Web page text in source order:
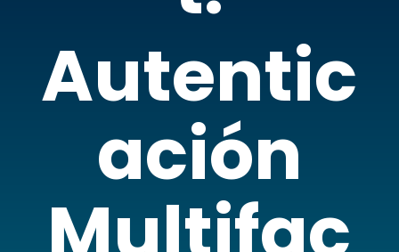
Autentic
ación